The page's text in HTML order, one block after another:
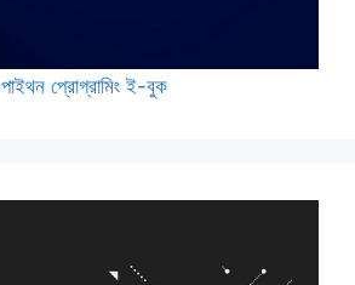
পাইথন প্রোগ্রামিং ই-বুক